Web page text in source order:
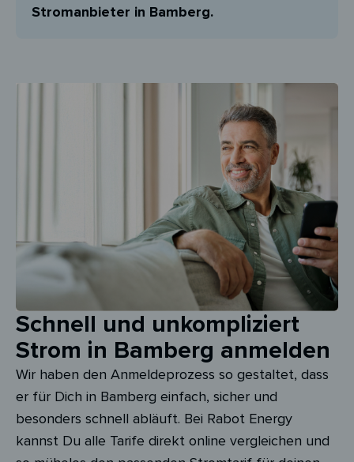
Stromanbieter in Bamberg.
Schnell und unkompliziert
Strom in Bamberg anmelden
Wir haben den Anmeldeprozess so gestaltet, dass
er für Dich in Bamberg einfach, sicher und
besonders schnell abläuft. Bei Rabot Energy
kannst Du alle Tarife direkt online vergleichen und